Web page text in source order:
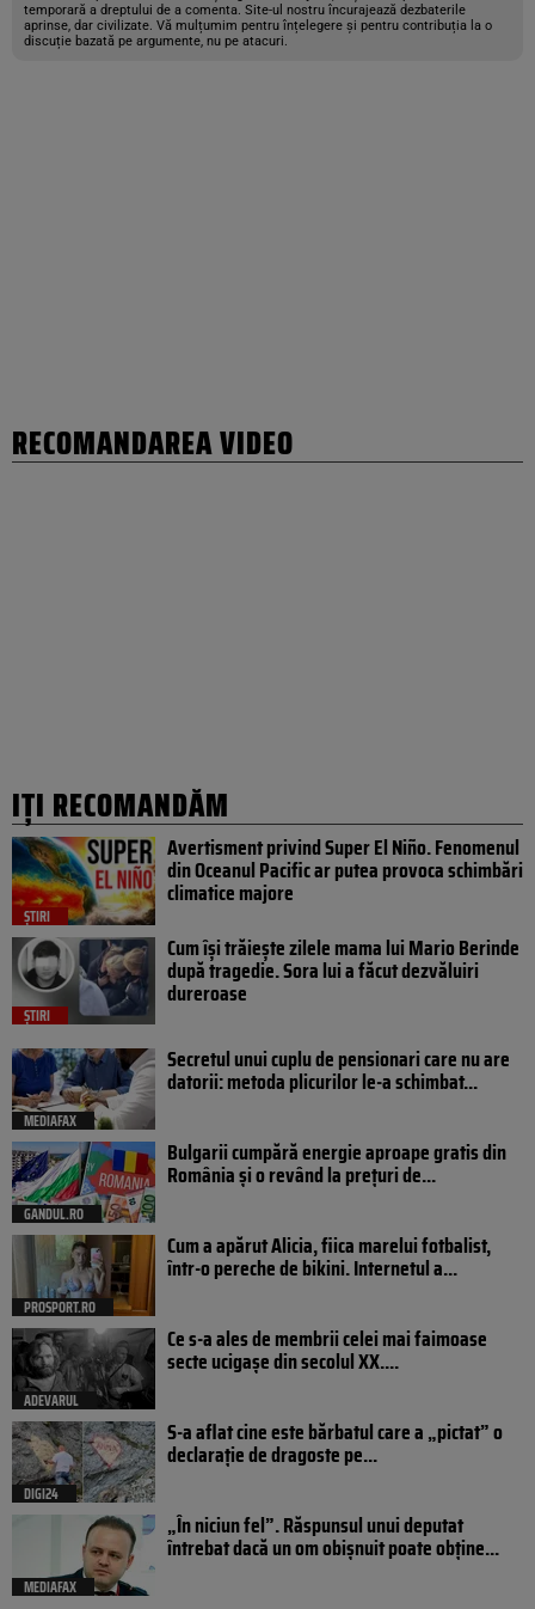
temporară a dreptului de a comenta. Site-ul nostru încurajează dezbaterile
aprinse, dar civilizate. Vă mulțumim pentru înțelegere și pentru contribuția la o
discuție bazată pe argumente, nu pe atacuri.
RECOMANDAREA VIDEO
IȚI RECOMANDĂM
ȘTIRI
Avertisment privind Super El Niño. Fenomenul
din Oceanul Pacific ar putea provoca schimbări
climatice majore
ȘTIRI
Cum își trăiește zilele mama lui Mario Berinde
după tragedie. Sora lui a făcut dezvăluiri
dureroase
MEDIAFAX
Secretul unui cuplu de pensionari care nu are
datorii: metoda plicurilor le-a schimbat...
GANDUL.RO
Bulgarii cumpără energie aproape gratis din
România și o revând la prețuri de...
PROSPORT.RO
Cum a apărut Alicia, fiica marelui fotbalist,
într-o pereche de bikini. Internetul a...
ADEVARUL
Ce s-a ales de membrii celei mai faimoase
secte ucigașe din secolul XX....
DIGI24
S-a aflat cine este bărbatul care a „pictat” o
declarație de dragoste pe...
MEDIAFAX
„În niciun fel”. Răspunsul unui deputat
întrebat dacă un om obișnuit poate obține...